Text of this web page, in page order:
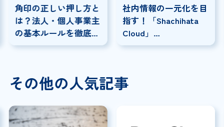
角印の正しい押し方と
は？法人・個人事業主
の基本ルールを徹底解
説！
社内情報の一元化を目
指す！「Shachihata
Cloud」
×「SmartDrive」連携
その他の人気記事